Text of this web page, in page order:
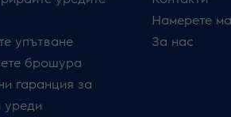
упътване
брошура
гаранция за
уреди
Намерете
За нас